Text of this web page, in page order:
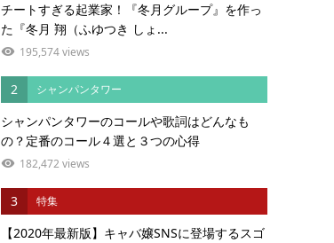
チートすぎる起業家！『冬月グループ』を作っ
た『冬月 翔（ふゆつき しょ...
195,574 views
2 シャンパンタワー
シャンパンタワーのコールや歌詞はどんなも
の？定番のコール４選と３つの心得
182,472 views
3 特集
【2020年最新版】キャバ嬢SNSに登場するスゴ